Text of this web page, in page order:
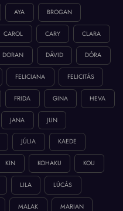
AYA BROGAN
CAROL CARY CLARA
DORAN DÁVID DÓRA
FELICIANA FELICITÁS
FRIDA GINA HEVA
JANA JUN
JÚLIA KAEDE
KIN KOHAKU KOU
LILA LÚCÁS
MALAK MARIAN